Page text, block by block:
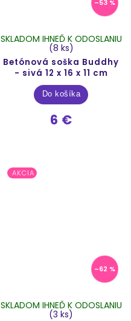
–53 %
Betónová soška Buddhy
- sivá 12 x 16 x 11 cm
SKLADOM IHNEĎ K ODOSLANIU
(8 ks)
6 €
Do košíka
AKCIA
–62 %
SKLADOM IHNEĎ K ODOSLANIU
(3 ks)